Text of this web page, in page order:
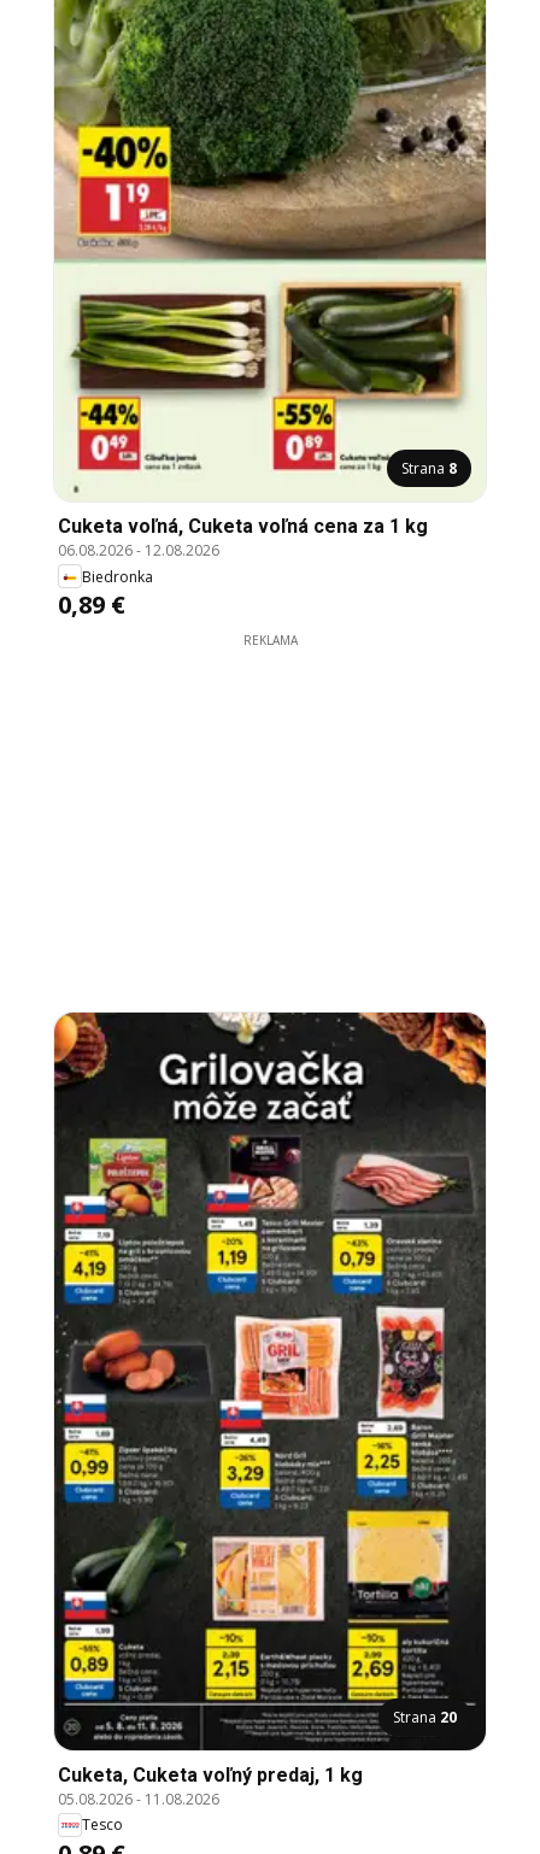
Strana 8
Cuketa voľná, Cuketa voľná cena za 1 kg
06.08.2026- 12.08.2026
Biedronka
0,89 €
REKLAMA
Strana 20
Cuketa, Cuketa voľný predaj, 1 kg
05.08.2026- 11.08.2026
Tesco